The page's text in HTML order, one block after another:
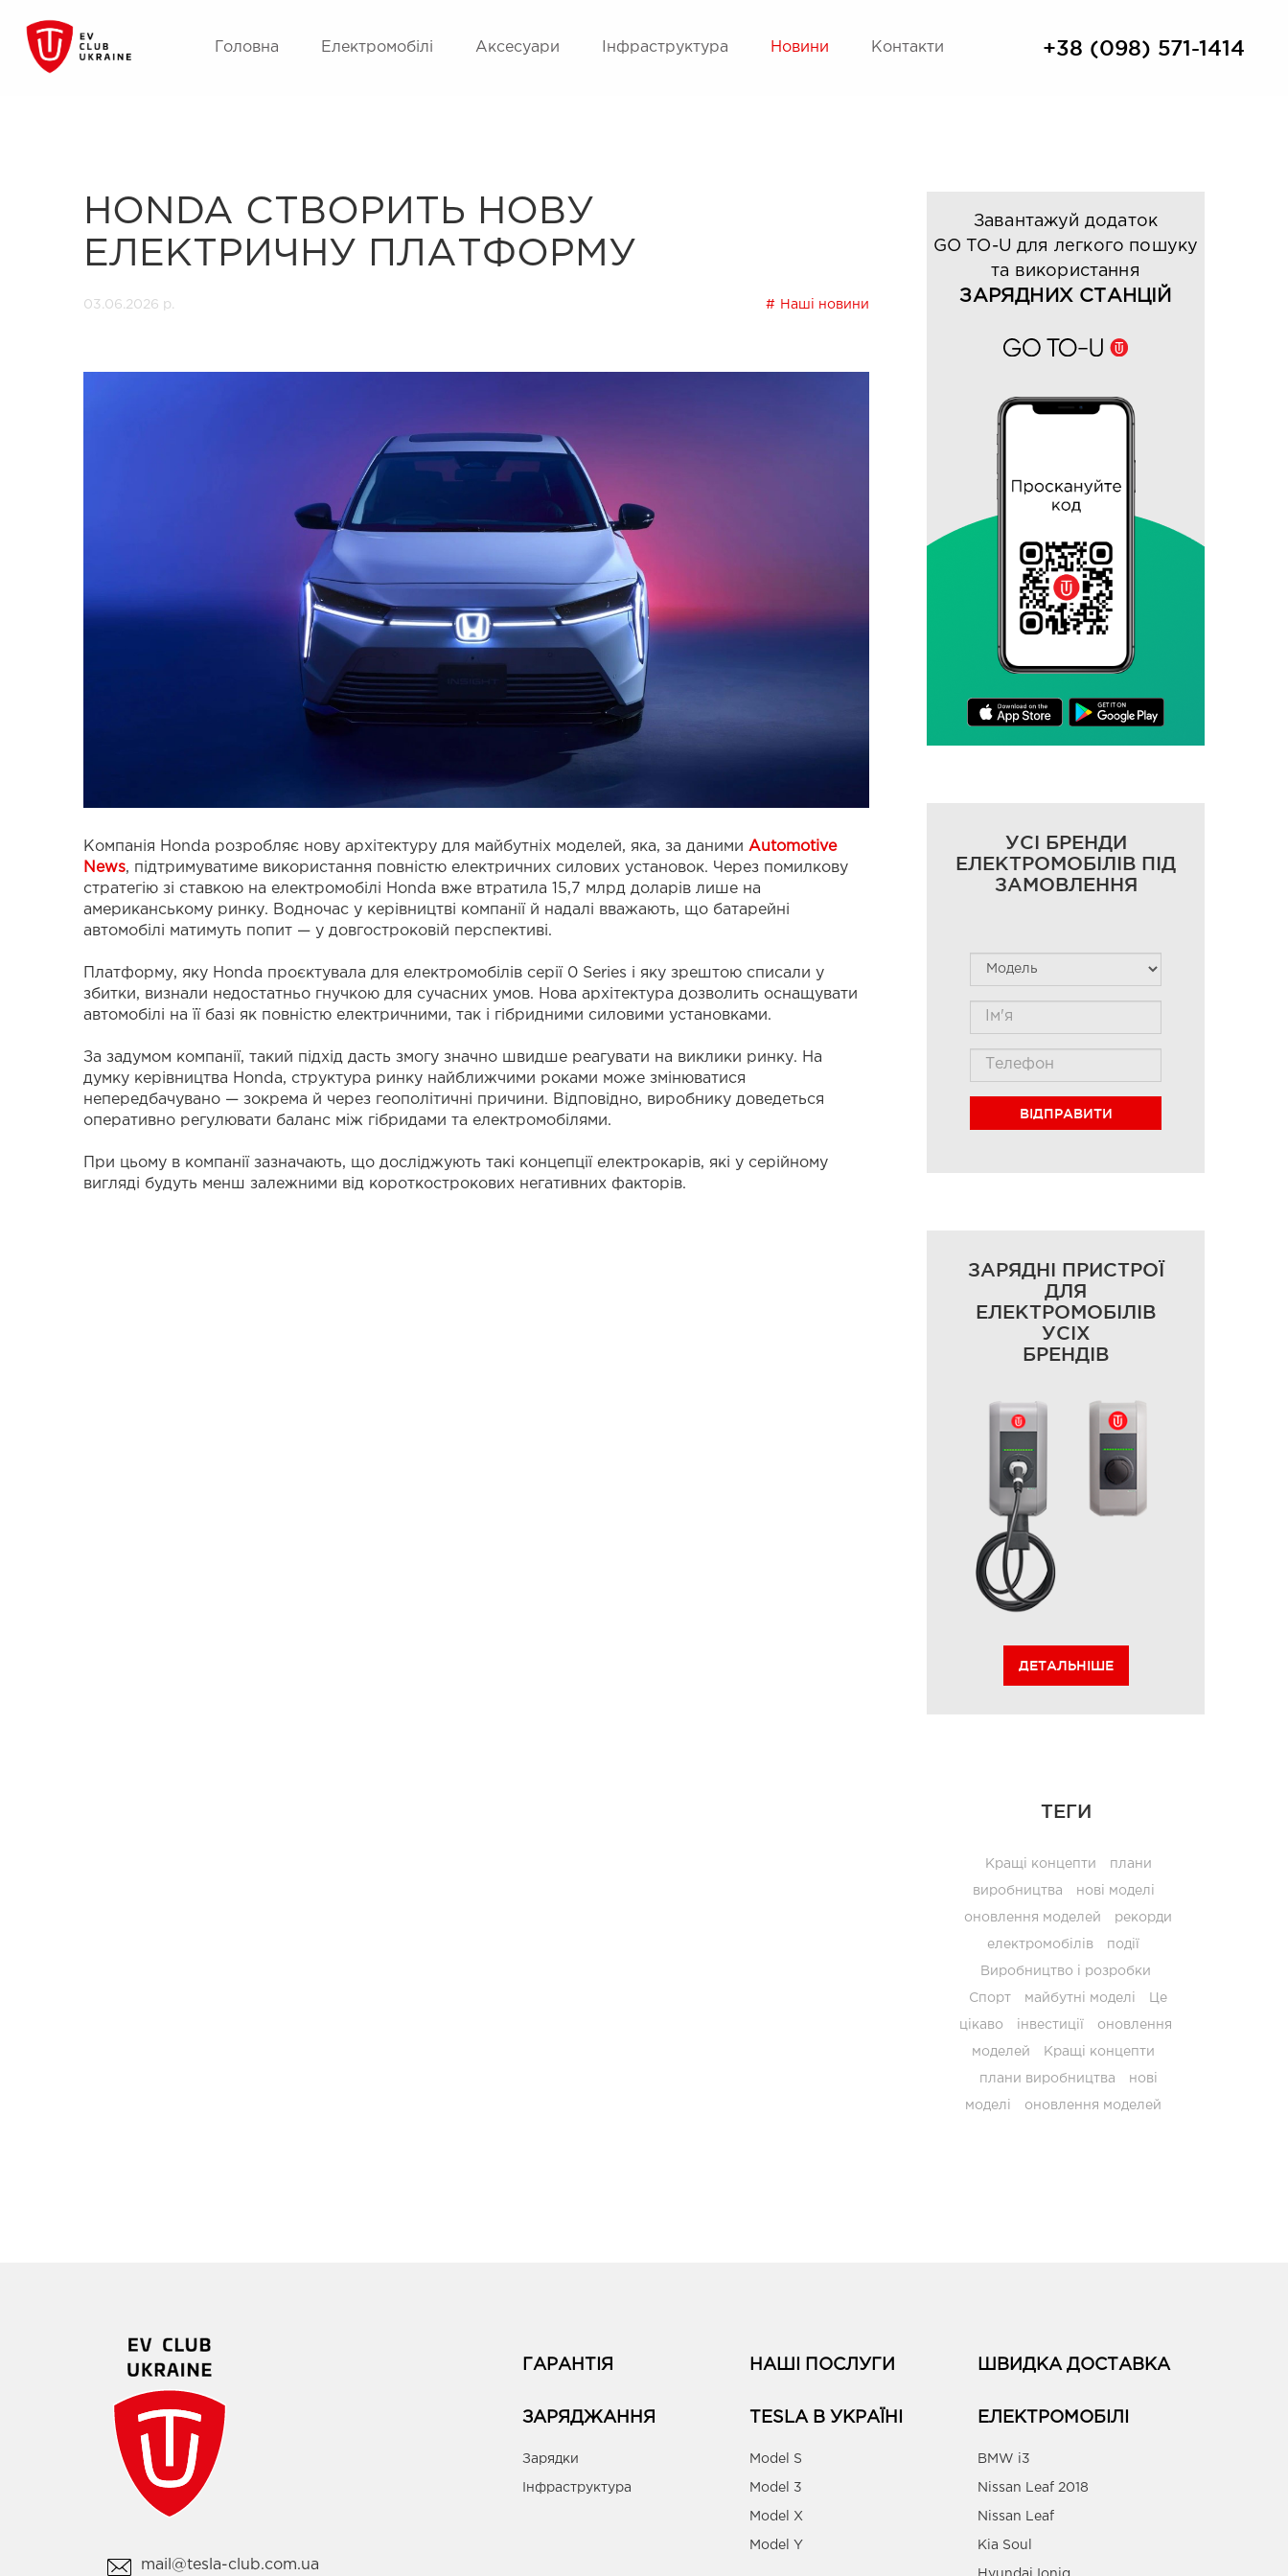
Головна Електромобілі Аксесуари Інфраструктура Новини Контакти +38 (098) 571-1414
HONDA СТВОРИТЬ НОВУ
ЕЛЕКТРИЧНУ ПЛАТФОРМУ
03.06.2026 р. Наші новини
Компанія Honda розробляє нову архітектуру для майбутніх моделей, яка, за даними Automotive
News, підтримуватиме використання повністю електричних силових установок. Через помилкову
стратегію зі ставкою на електромобілі Honda вже втратила 15,7 млрд доларів лише на
американському ринку. Водночас у керівництві компанії й надалі вважають, що батарейні
автомобілі матимуть попит — у довгостроковій перспективі.
Платформу, яку Honda проєктувала для електромобілів серії 0 Series і яку зрештою списали у
збитки, визнали недостатньо гнучкою для сучасних умов. Нова архітектура дозволить оснащувати
автомобілі на її базі як повністю електричними, так і гібридними силовими установками.
За задумом компанії, такий підхід дасть змогу значно швидше реагувати на виклики ринку. На
думку керівництва Honda, структура ринку найближчими роками може змінюватися
непередбачувано — зокрема й через геополітичні причини. Відповідно, виробнику доведеться
оперативно регулювати баланс між гібридами та електромобілями.
При цьому в компанії зазначають, що досліджують такі концепції електрокарів, які у серійному
вигляді будуть менш залежними від короткострокових негативних факторів.
Завантажуй додаток
GO TO-U для легкого пошуку
та використання
ЗАРЯДНИХ СТАНЦІЙ
УСІ БРЕНДИ
ЕЛЕКТРОМОБІЛІВ ПІД
ЗАМОВЛЕННЯ
ВІДПРАВИТИ
ЗАРЯДНІ ПРИСТРОЇ
ДЛЯ
ЕЛЕКТРОМОБІЛІВ
УСІХ
БРЕНДІВ
ДЕТАЛЬНІШЕ
ТЕГИ
Кращі концепти плани
виробництва нові моделі
оновлення моделей рекорди
електромобілів події
Виробництво і розробки
Спорт майбутні моделі Це
цікаво інвестиції оновлення
моделей Кращі концепти
плани виробництва нові
моделі оновлення моделей
mail@tesla-club.com.ua
ГАРАНТІЯ НАШІ ПОСЛУГИ ШВИДКА ДОСТАВКА
ЗАРЯДЖАННЯ
Зарядки
Інфраструктура
TESLA В УКРАЇНІ
Model S
Model 3
Model X
Model Y
ЕЛЕКТРОМОБІЛІ
BMW i3
Nissan Leaf 2018
Nissan Leaf
Kia Soul